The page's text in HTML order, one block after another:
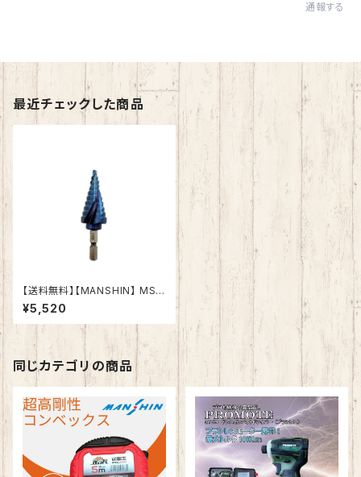
通報する
最近チェックした商品
【送料無料】【MANSHIN】 MSD
-422Co 六角軸ステップドリ
ル ナノブルーコーティング
¥5,520
同じカテゴリの商品